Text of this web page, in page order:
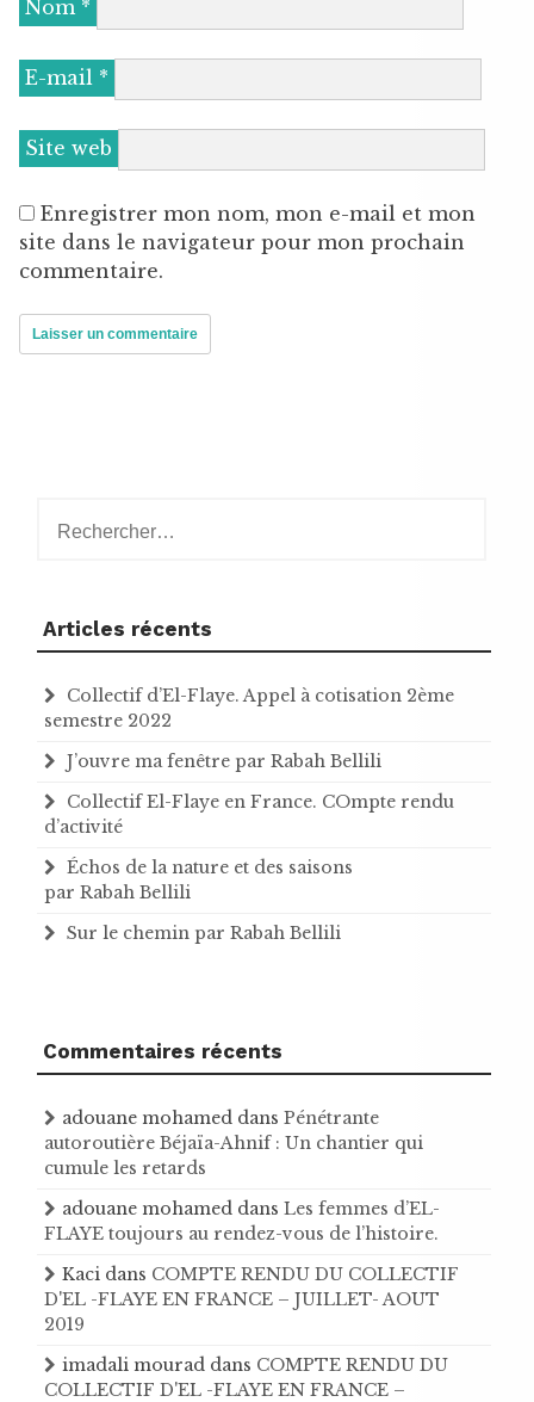
Nom *
E-mail *
Site web
Enregistrer mon nom, mon e-mail et mon
site dans le navigateur pour mon prochain
commentaire.
Articles récents
Collectif d’El-Flaye. Appel à cotisation 2ème
semestre 2022
J’ouvre ma fenêtre par Rabah Bellili
Collectif El-Flaye en France. COmpte rendu
d’activité
Échos de la nature et des saisons
par Rabah Bellili
Sur le chemin par Rabah Bellili
Commentaires récents
adouane mohamed dans Pénétrante
autoroutière Béjaïa-Ahnif : Un chantier qui
cumule les retards
adouane mohamed dans Les femmes d’EL-
FLAYE toujours au rendez-vous de l’histoire .
Kaci dans COMPTE RENDU DU COLLECTIF
D'EL -FLAYE EN FRANCE – JUILLET- AOUT
2019
imadali mourad dans COMPTE RENDU DU
COLLECTIF D'EL -FLAYE EN FRANCE –